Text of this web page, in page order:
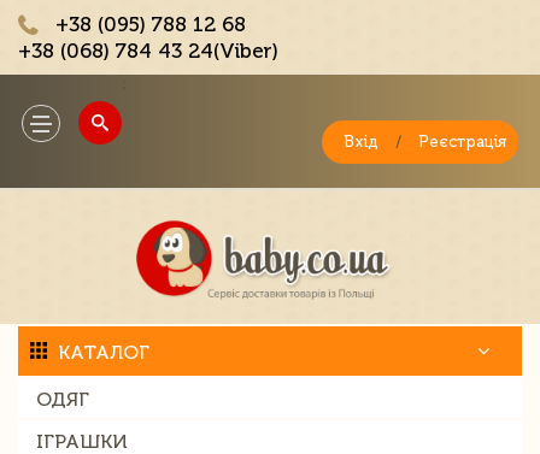
+38 (095) 788 12 68
+38 (068) 784 43 24(Viber)
Toggle
navigation
Вхід / Реєстрація
КАТАЛОГ
ОДЯГ
ІГРАШКИ